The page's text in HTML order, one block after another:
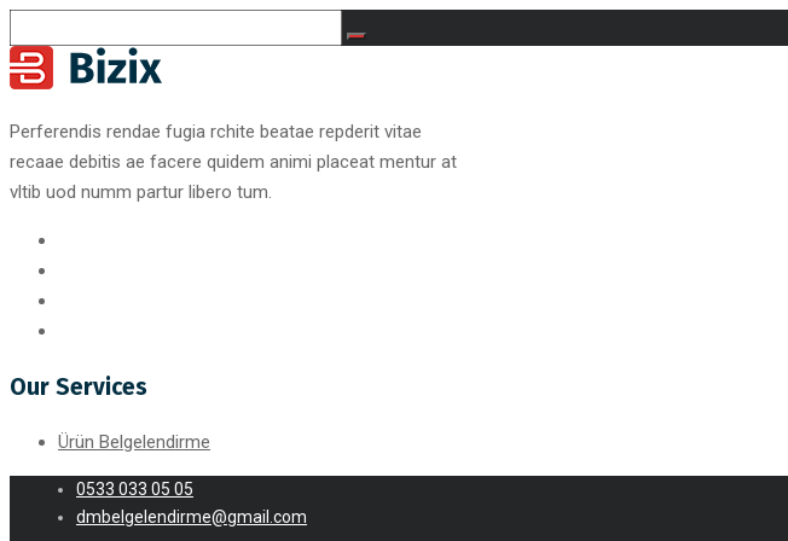
Perferendis rendae fugia rchite beatae repderit vitae
recaae debitis ae facere quidem animi placeat mentur at
vltib uod numm partur libero tum.
Our Services
Ürün Belgelendirme
0533 033 05 05
dmbelgelendirme@gmail.com